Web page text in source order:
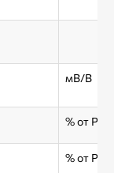
мВ/В
% от РКП
% от РКП